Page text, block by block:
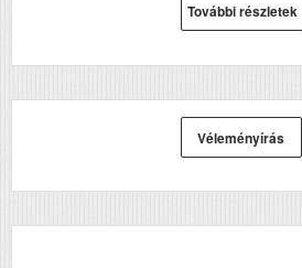
További részletek
Véleményírás